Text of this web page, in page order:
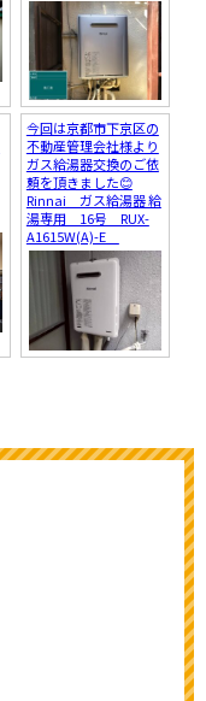
今回は京都市下京区の
不動産管理会社様より
ガス給湯器交換のご依
頼を頂きました😊
Rinnai ガス給湯器 給
湯専用 16号 RUX-
A1615W(A)-E